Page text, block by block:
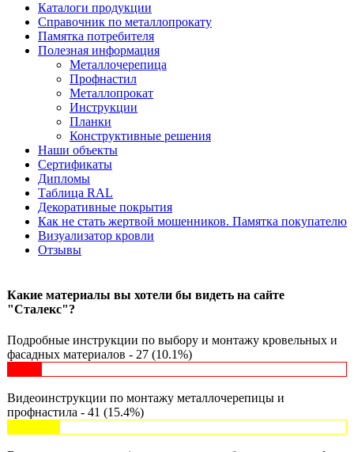
Каталоги продукции
Справочник по металлопрокату
Памятка потребителя
Полезная информация
Металлочерепица
Профнастил
Металлопрокат
Инструкции
Планки
Конструктивные решения
Наши объекты
Сертификаты
Дипломы
Таблица RAL
Декоративные покрытия
Как не стать жертвой мошенников. Памятка покупателю
Визуализатор кровли
Отзывы
Какие материалы вы хотели бы видеть на сайте
"Сталекс"?
Подробные инструкции по выбору и монтажу кровельных и
фасадных материалов - 27 (10.1%)
Видеоинструкции по монтажу металлочерепицы и
профнастила - 41 (15.4%)